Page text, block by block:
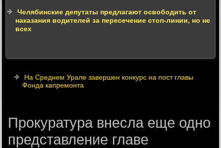
Челябинские депутаты предлагают освободить от
наказания водителей за пересечение стоп-линии, но не
всех
На Среднем Урале завершен конкурс на пост главы
Фонда капремонта
Прокуратура внесла еще одно
представление главе